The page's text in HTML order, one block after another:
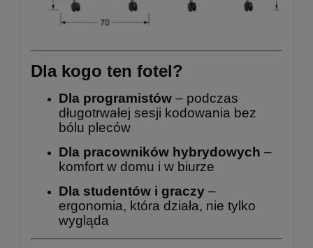
Dla kogo ten fotel?
Dla programistów – podczas
długotrwałej sesji kodowania bez
bólu pleców
Dla pracowników hybrydowych –
komfort w domu i w biurze
Dla studentów i graczy –
ergonomia, która działa, nie tylko
wygląda